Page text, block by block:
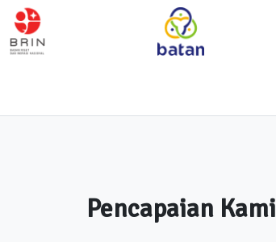
Pencapaian Kami